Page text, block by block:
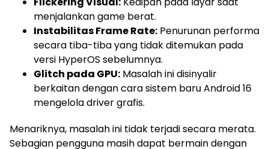
menjalankan game berat.
Instabilitas Frame Rate: Penurunan performa
secara tiba-tiba yang tidak ditemukan pada
versi HyperOS sebelumnya.
Glitch pada GPU: Masalah ini disinyalir
berkaitan dengan cara sistem baru Android 16
mengelola driver grafis.
Menariknya, masalah ini tidak terjadi secara merata.
Sebagian pengguna masih dapat bermain dengan